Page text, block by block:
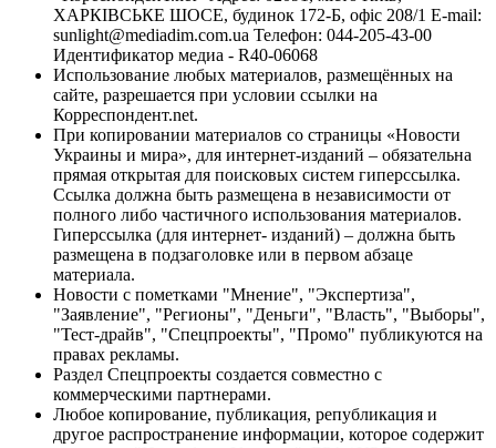
ХАРКІВСЬКЕ ШОСЕ, будинок 172-Б, офіс 208/1 E-mail:
sunlight@mediadim.com.ua Телефон: 044-205-43-00
Идентификатор медиа - R40-06068
Использование любых материалов, размещённых на
сайте, разрешается при условии ссылки на
Корреспондент.net.
При копировании материалов со страницы «Новости
Украины и мира», для интернет-изданий – обязательна
прямая открытая для поисковых систем гиперссылка.
Ссылка должна быть размещена в независимости от
полного либо частичного использования материалов.
Гиперссылка (для интернет- изданий) – должна быть
размещена в подзаголовке или в первом абзаце
материала.
Новости с пометками "Мнение", "Экспертиза",
"Заявление", "Регионы", "Деньги", "Власть", "Выборы",
"Тест-драйв", "Спецпроекты", "Промо" публикуются на
правах рекламы.
Раздел Спецпроекты создается совместно с
коммерческими партнерами.
Любое копирование, публикация, републикация и
другое распространение информации, которое содержит